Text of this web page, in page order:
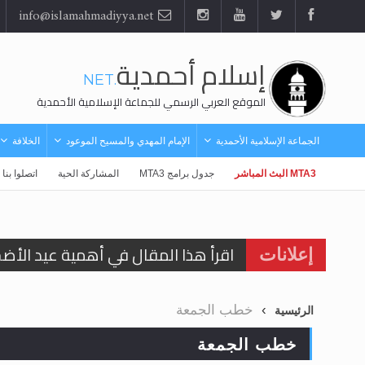
إسلام أحمدية.NET
الموقع العربي الرسمي للجماعة الإسلامية الأحمدية
الجماعة الإسلامية الأحمدية الإمام المهدي والمسيح الموعود الخلافة
MTA3 البث المباشر جدول برامج MTA3 المشاركة الحية اتصلوا بنا
إعلانات
اقرأ هذا المقال في أهمية عيد
الحجّ.. دلالات، حِكم، وأهداف >>
الرئيسية خطب الجمعة
خطب الجمعة